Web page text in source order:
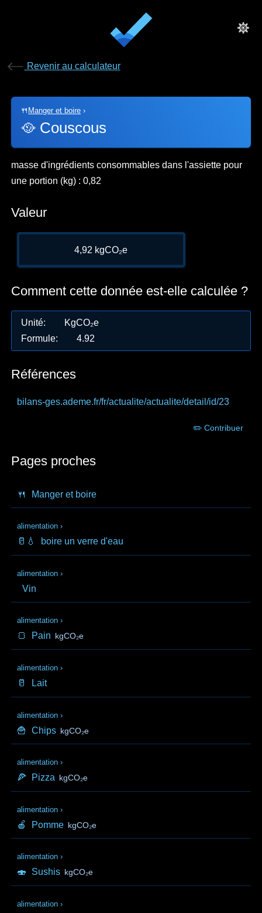
Revenir au calculateur
🍴 Manger et boire ›
🥘 Couscous
masse d'ingrédients consommables dans l'assiette pour
une portion (kg) : 0,82
Valeur
4,92 kgCO₂e
Comment cette donnée est-elle calculée ?
Unité:
KgCO₂e
Formule: 4.92
Références
bilans-ges.ademe.fr/fr/actualite/actualite/detail/id/23
✏️ Contribuer
Pages proches
🍴 Manger et boire
alimentation ›
🥛💧 boire un verre d'eau
alimentation ›
Vin
alimentation ›
🍞 Pain kgCO₂e
alimentation ›
🥛 Lait
alimentation ›
🍟 Chips kgCO₂e
alimentation ›
🍕 Pizza kgCO₂e
alimentation ›
🍎 Pomme kgCO₂e
alimentation ›
🍣 Sushis kgCO₂e
alimentation ›